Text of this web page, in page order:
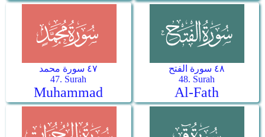
٤٧ سورة محمد
47. Surah
Muhammad
٤٨ سورة الفتح
48. Surah
Al-Fath